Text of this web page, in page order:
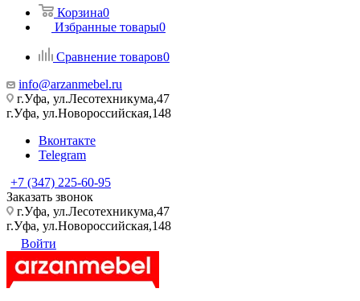
Корзина0
Избранные товары0
Сравнение товаров0
info@arzanmebel.ru
г.Уфа, ул.Лесотехникума,47
г.Уфа, ул.Новороссийская,148
Вконтакте
Telegram
+7 (347) 225-60-95
Заказать звонок
г.Уфа, ул.Лесотехникума,47
г.Уфа, ул.Новороссийская,148
Войти